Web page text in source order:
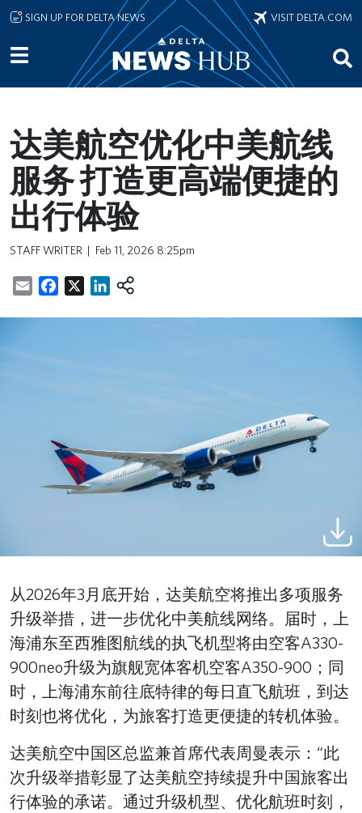
Skip to main content
SIGN UP FOR DELTA NEWS VISIT DELTA.COM
达美航空优化中美航线
服务 打造更高端便捷的
出行体验
STAFF WRITER Feb 11, 2026 8:25pm
EmailFacebookLinkedIn
从2026年3月底开始，达美航空将推出多项服务
升级举措，进一步优化中美航线网络。届时，上
海浦东至西雅图航线的执飞机型将由空客A330-
900neo升级为旗舰宽体客机空客A350-900；同
时，上海浦东前往底特律的每日直飞航班，到达
时刻也将优化，为旅客打造更便捷的转机体验。
达美航空中国区总监兼首席代表周曼表示：“此
次升级举措彰显了达美航空持续提升中国旅客出
行体验的承诺。通过升级机型、优化航班时刻，